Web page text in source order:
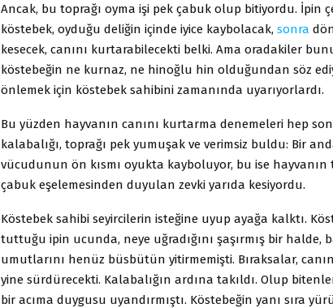
Ancak, bu toprağı oyma işi pek çabuk olup bitiyordu. İpin
köstebek, oyduğu deliğin içinde iyice kaybolacak, sonra
kesecek, canını kurtarabilecekti belki. Ama oradakiler
köstebeğin ne kurnaz, ne hinoğlu hin olduğundan söz
önlemek için köstebek sahibini zamanında uyarıyorlardı.
Bu yüzden hayvanın canını kurtarma denemeleri hep
kalabalığı, toprağı pek yumuşak ve verimsiz buldu: Bir
vücudunun ön kısmı oyukta kayboluyor, bu ise hayvanın
çabuk eşelemesinden duyulan zevki yarıda kesiyordu.
Köstebek sahibi seyircilerin isteğine uyup ayağa kalktı.
tuttuğu ipin ucunda, neye uğradığını şaşırmış bir halde,
umutlarını henüz büsbütün yitirmemişti. Bıraksalar,
yine sürdürecekti. Kalabalığın ardına takıldı. Olup
bir acıma duygusu uyandırmıştı. Köstebeğin yanı sıra